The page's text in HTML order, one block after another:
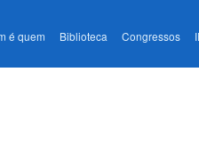
é quem Biblioteca Congressos